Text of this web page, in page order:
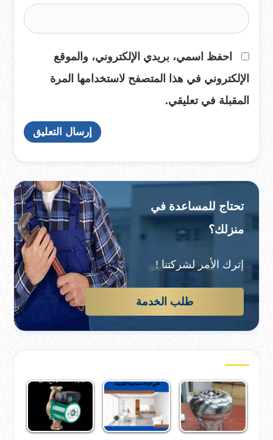
احفظ اسمي، بريدي الإلكتروني، والموقع
الإلكتروني في هذا المتصفح لاستخدامها المرة
المقبلة في تعليقي.
تحتاج للمساعدة في
منزلك؟
إترك الأمر لشركتنا !
طلب الخدمة